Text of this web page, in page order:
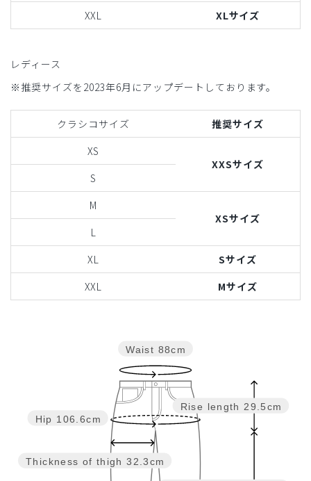
XXL
XLサイズ
レディース
※推奨サイズを2023年6月にアップデートしております。
クラシコサイズ
推奨サイズ
XS
XXSサイズ
S
M
XSサイズ
L
XL
Sサイズ
XXL
Mサイズ
Rise length 29.5cm
Thickness of thigh 32.3cm
Hip 106.6cm
Waist 88cm